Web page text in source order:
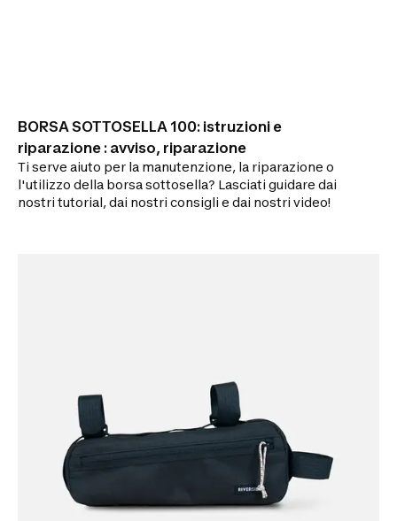
BORSA SOTTOSELLA 100: istruzioni e
riparazione : avviso, riparazione
Ti serve aiuto per la manutenzione, la riparazione o
l'utilizzo della borsa sottosella? Lasciati guidare dai
nostri tutorial, dai nostri consigli e dai nostri video!